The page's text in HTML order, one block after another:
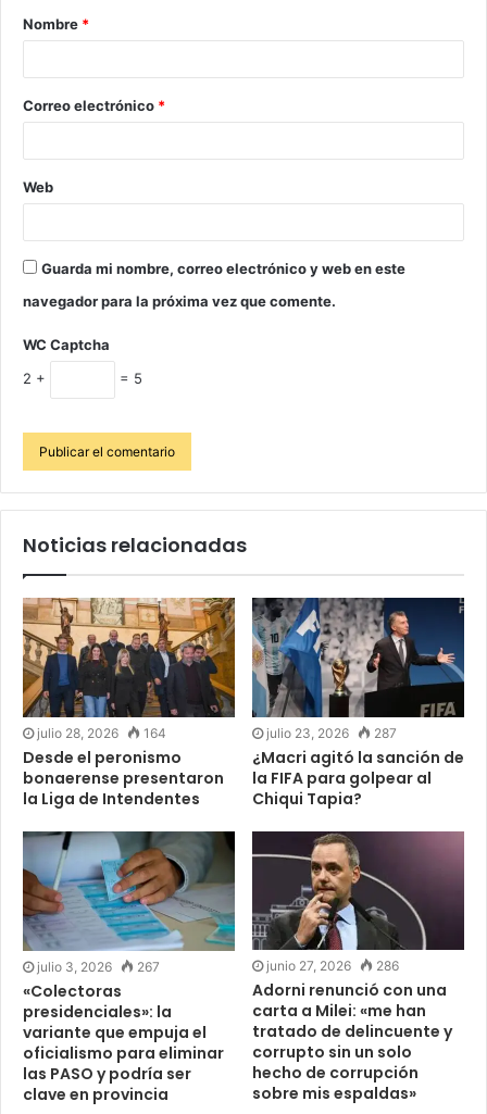
Nombre *
Correo electrónico *
Web
Guarda mi nombre, correo electrónico y web en este
navegador para la próxima vez que comente.
WC Captcha
2 +
= 5
Noticias relacionadas
julio 28, 2026 164
Desde el peronismo
bonaerense presentaron
la Liga de Intendentes
julio 23, 2026 287
¿Macri agitó la sanción de
la FIFA para golpear al
Chiqui Tapia?
julio 3, 2026 267
«Colectoras
presidenciales»: la
variante que empuja el
oficialismo para eliminar
las PASO y podría ser
clave en provincia
junio 27, 2026 286
Adorni renunció con una
carta a Milei: «me han
tratado de delincuente y
corrupto sin un solo
hecho de corrupción
sobre mis espaldas»